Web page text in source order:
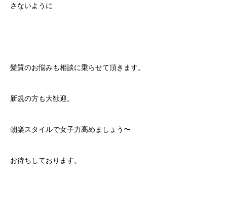
さないように
髪質のお悩みも相談に乗らせて頂きます。
新規の方も大歓迎。
朝楽スタイルで女子力高めましょう〜
お待ちしております。